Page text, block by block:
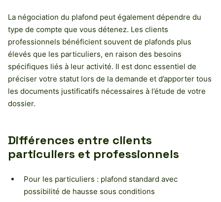
La négociation du plafond peut également dépendre du
type de compte que vous détenez. Les clients
professionnels bénéficient souvent de plafonds plus
élevés que les particuliers, en raison des besoins
spécifiques liés à leur activité. Il est donc essentiel de
préciser votre statut lors de la demande et d’apporter tous
les documents justificatifs nécessaires à l’étude de votre
dossier.
Différences entre clients
particuliers et professionnels
Pour les particuliers : plafond standard avec
possibilité de hausse sous conditions